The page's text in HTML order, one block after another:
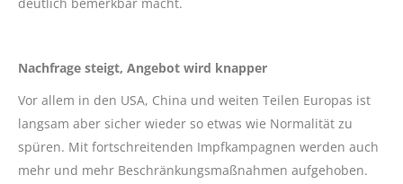
Nachfrage steigt, Angebot wird knapper
Vor allem in den USA, China und weiten Teilen Europas ist
langsam aber sicher wieder so etwas wie Normalität zu
spüren. Mit fortschreitenden Impfkampagnen werden auch
mehr und mehr Beschränkungsmaßnahmen aufgehoben.